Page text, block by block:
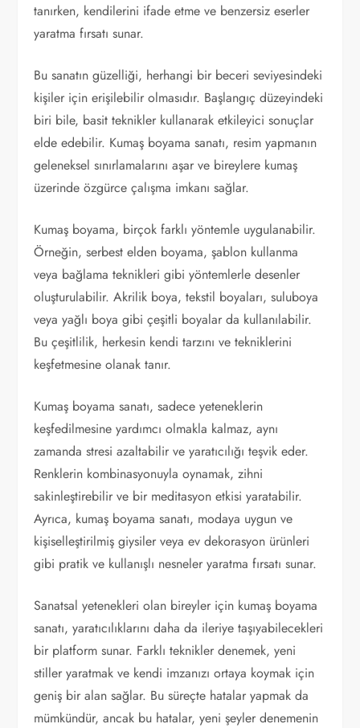
tanırken, kendilerini ifade etme ve benzersiz eserler
yaratma fırsatı sunar.
Bu sanatın güzelliği, herhangi bir beceri seviyesindeki
kişiler için erişilebilir olmasıdır. Başlangıç ​​düzeyindeki
biri bile, basit teknikler kullanarak etkileyici sonuçlar
elde edebilir. Kumaş boyama sanatı, resim yapmanın
geleneksel sınırlamalarını aşar ve bireylere kumaş
üzerinde özgürce çalışma imkanı sağlar.
Kumaş boyama, birçok farklı yöntemle uygulanabilir.
Örneğin, serbest elden boyama, şablon kullanma
veya bağlama teknikleri gibi yöntemlerle desenler
oluşturulabilir. Akrilik boya, tekstil boyaları, suluboya
veya yağlı boya gibi çeşitli boyalar da kullanılabilir.
Bu çeşitlilik, herkesin kendi tarzını ve tekniklerini
keşfetmesine olanak tanır.
Kumaş boyama sanatı, sadece yeteneklerin
keşfedilmesine yardımcı olmakla kalmaz, aynı
zamanda stresi azaltabilir ve yaratıcılığı teşvik eder.
Renklerin kombinasyonuyla oynamak, zihni
sakinleştirebilir ve bir meditasyon etkisi yaratabilir.
Ayrıca, kumaş boyama sanatı, modaya uygun ve
kişiselleştirilmiş giysiler veya ev dekorasyon ürünleri
gibi pratik ve kullanışlı nesneler yaratma fırsatı sunar.
Sanatsal yetenekleri olan bireyler için kumaş boyama
sanatı, yaratıcılıklarını daha da ileriye taşıyabilecekleri
bir platform sunar. Farklı teknikler denemek, yeni
stiller yaratmak ve kendi imzanızı ortaya koymak için
geniş bir alan sağlar. Bu süreçte hatalar yapmak da
mümkündür, ancak bu hatalar, yeni şeyler denemenin